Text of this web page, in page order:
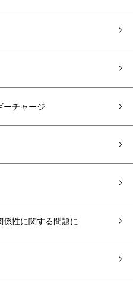
ーチャージ
係性に関する問題に